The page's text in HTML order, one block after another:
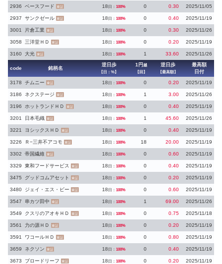
2936 ベースフード 東証 18 日： 100% 0 0.30 2025/11/05
2937 サンクゼール 東証 18 日： 100% 0 0.40 2025/11/19
3001 片倉工業 東証 18 日： 100% 0 0.30 2025/11/26
3058 三洋堂ＨＤ 東証 18 日： 100% 0 0.20 2025/11/19
3160 大光 東証 18 日： 100% 1 33.60 2025/11/26
code 銘柄名
逆日歩
【日：%】
1円 越
【回】
逆日歩
【最高額】
最高額
日付
3178
チムニー 東証 18 日： 100% 0 0.20 2025/11/19
3186 ネクステージ 東証 18 日： 100% 1 3.00 2025/11/26
3196 ホットランドＨＤ 東証 18 日： 100% 0 0.40 2025/11/19
3201 日本毛織 東証 18 日： 100% 1 45.60 2025/11/26
3221 ヨシックスＨＤ 東証 18 日： 100% 0 0.40 2025/11/19
3226 Ｒ−三井不アコモ 東証 18 日： 100% 18 20.00 2025/11/19
3302 帝国繊維 東証 18 日： 100% 0 0.60 2025/11/19
3329 東和フードサービス 東証 18 日： 100% 0 0.40 2025/11/19
3475 グッドコムアセット 東証 18 日： 100% 0 0.20 2025/11/19
3480 ジェイ・エス・ビー 東証 18 日： 100% 0 0.60 2025/11/19
3547 串カツ田中 東証 18 日： 100% 1 69.00 2025/11/26
3549 クスリのアオキＨＤ 東証 18 日： 100% 0 0.75 2025/11/18
3561 力の源ＨＤ 東証 18 日： 100% 0 0.20 2025/11/19
3591 ワコールＨＤ 東証 18 日： 100% 0 0.80 2025/11/19
3659 ネクソン 東証 18 日： 100% 0 0.40 2025/11/19
3673 ブロードリーフ 東証 18 日： 100% 0 0.20 2025/11/19